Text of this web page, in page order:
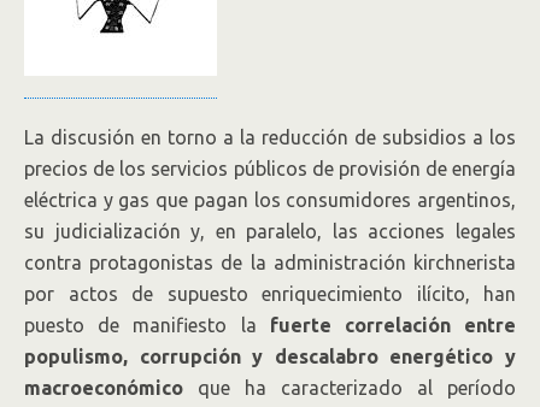
La discusión en torno a la reducción de subsidios a los
precios de los servicios públicos de provisión de energía
eléctrica y gas que pagan los consumidores argentinos,
su judicialización y, en paralelo, las acciones legales
contra protagonistas de la administración kirchnerista
por actos de supuesto enriquecimiento ilícito, han
puesto de manifiesto la fuerte correlación entre
populismo, corrupción y descalabro energético y
macroeconómico que ha caracterizado al período